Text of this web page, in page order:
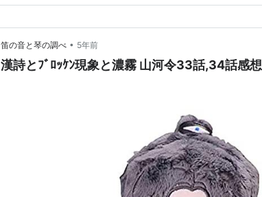
笛の音と琴の調べ • 5年前
漢詩とﾌﾞﾛｯｹﾝ現象と濃霧 山河令33話,34話感想